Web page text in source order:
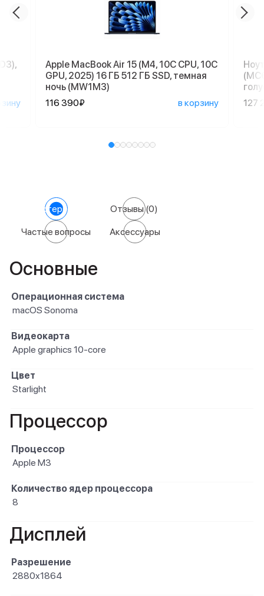
Apple MacBook Air 15 (M4, 10C CPU, 10C
GPU, 2025) 16 ГБ 512 ГБ SSD, темная
ночь (MW1M3)
116 390₽
в корзину
127
Характеристики Отзывы(0)
Частые вопросы Аксессуары
Основные
Операционная система
macOS Sonoma
Видеокарта
Apple graphics 10-core
Цвет
Starlight
Процессор
Процессор
Apple M3
Количество ядер процессора
8
Дисплей
Разрешение
2880x1864